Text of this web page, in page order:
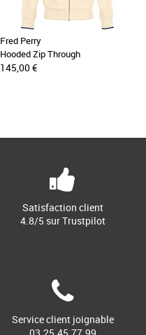
Fred Perry
Hooded Zip Through
145,00 €
Satisfaction client
4.8/5 sur Trustpilot
Service client joignable